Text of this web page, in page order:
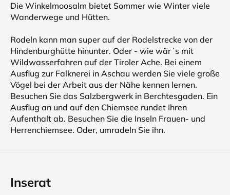
Die Winkelmoosalm bietet Sommer wie Winter viele
Wanderwege und Hütten.
Rodeln kann man super auf der Rodelstrecke von der
Hindenburghütte hinunter. Oder - wie wär´s mit
Wildwasserfahren auf der Tiroler Ache. Bei einem
Ausflug zur Falknerei in Aschau werden Sie viele große
Vögel bei der Arbeit aus der Nähe kennen lernen.
Besuchen Sie das Salzbergwerk in Berchtesgaden. Ein
Ausflug an und auf den Chiemsee rundet Ihren
Aufenthalt ab. Besuchen Sie die Inseln Frauen- und
Herrenchiemsee. Oder, umradeln Sie ihn.
Inserat